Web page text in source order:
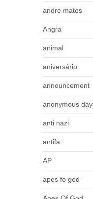
andre matos
Angra
animal
aniversário
announcement
anonymous day
anti nazi
antifa
AP
apes fo god